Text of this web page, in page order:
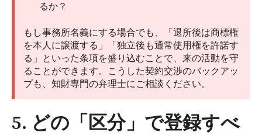
るか？
もし事務所名義にする場合でも、「退所後は商標権
を本人に譲渡する」「独立後も通常使用権を許諾す
る」といった条項を盛り込むことで、来の活動を守
ることができます。こうした契約交渉のバックアッ
プも、知財専門の弁理士にご相談ください。
5. どの「区分」で登録すべ